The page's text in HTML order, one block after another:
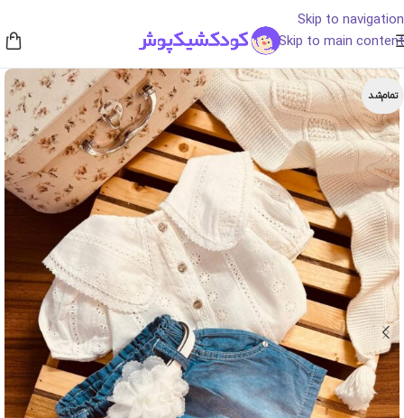
Skip to navigation
Skip to main content
تمام‌شد